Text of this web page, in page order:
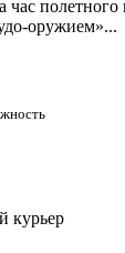
час
оружием»...
курьер